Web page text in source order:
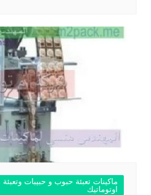
ماكينات تعبئة حبوب و حبيبات
اوتوماتيك